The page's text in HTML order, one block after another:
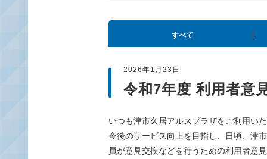
すべて
2026年1月23日
令和7年度 利用者意
いつも津市久居アルスプラザをご利用い
今後のサービス向上を目指し、日頃、津
員が意見交換などを行うための利用者意